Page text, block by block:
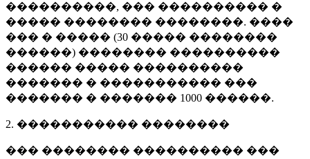
����������, ��� ���������� �
����� �������� ��������. ����
��� � ����� (30 ����� ��������
������) �������� ����������
������ ����� ����������
������� � ����������� ���
������� � ������� 1000 ������.
2. ����������� ��������
��� �������� ���������� ���